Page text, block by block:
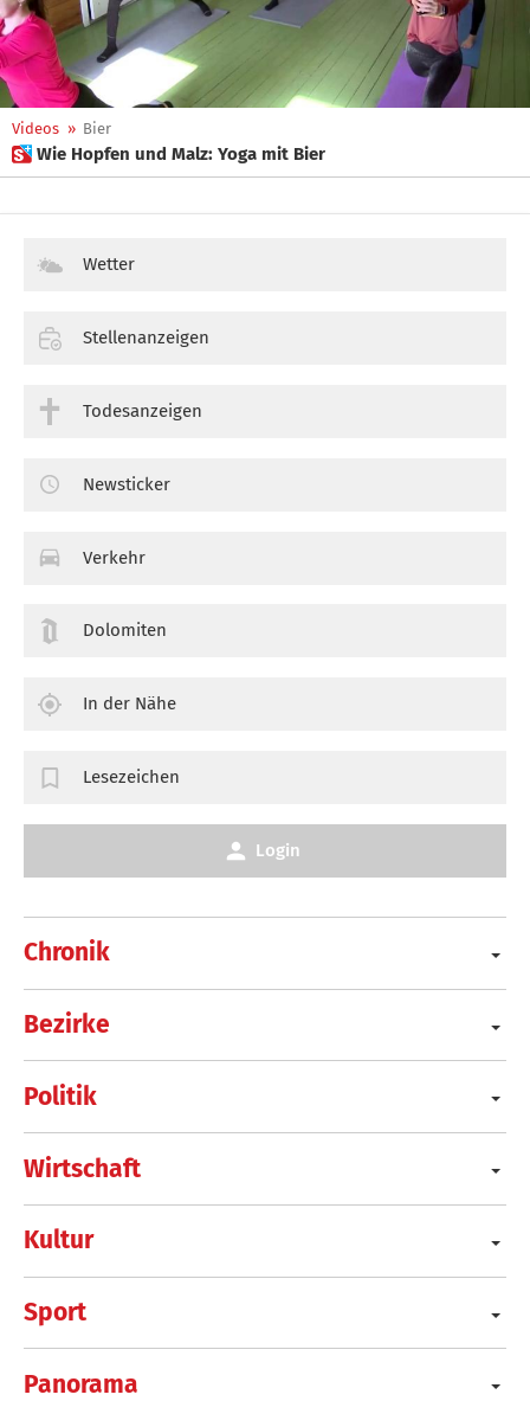
Videos » Bier
 Wie Hopfen und Malz: Yoga mit Bier
Chronik
Bezirke
Politik
Wirtschaft
Kultur
Sport
Panorama
Wetter
Stellenanzeigen
Todesanzeigen
Newsticker
Verkehr
Dolomiten
In der Nähe
Lesezeichen
Login